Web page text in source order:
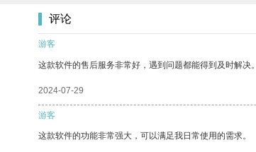
评论
游客
这款软件的售后服务非常好，遇到问题都能得到及时解决。
2024-07-29
游客
这款软件的功能非常强大，可以满足我日常使用的需求。